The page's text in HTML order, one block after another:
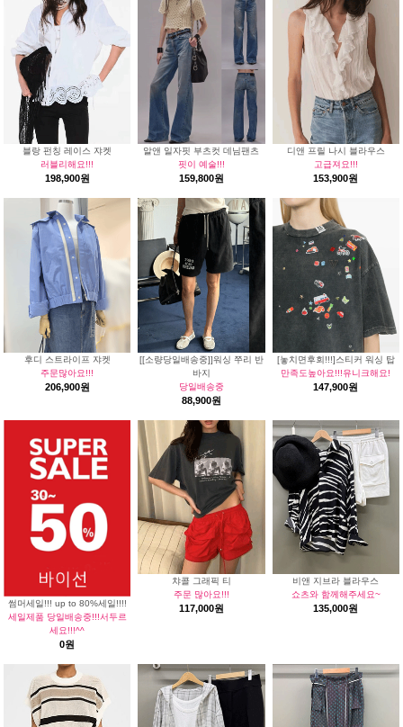
블랑 펀칭 레이스 쟈켓
러블리해요!!!
198,900원
알앤 일자핏 부츠컷 데님팬츠
핏이 예술!!!
159,800원
디앤 프릴 나시 블라우스
고급져요!!!
153,900원
후디 스트라이프 쟈켓
주문많아요!!!
206,900원
[[소량당일배송중]]워싱 쭈리 반
바지
당일배송중
88,900원
[놓치면후회!!!]스티커 워싱 탑
만족도높아요!!!유니크해요!
147,900원
썸머세일!!! up to 80%세일!!!!
세일제품 당일배송중!!!서두르
세요!!!^^
0원
챠콜 그래픽 티
주문 많아요!!!
117,000원
비앤 지브라 블라우스
쇼츠와 함께해주세요~
135,000원